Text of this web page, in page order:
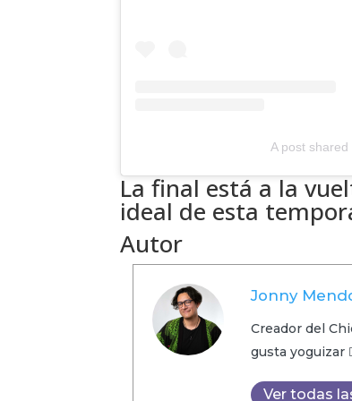
A post
La final está a la
ideal de esta
Autor
Jonny
Creador del
gusta yoguizar
Ver todas